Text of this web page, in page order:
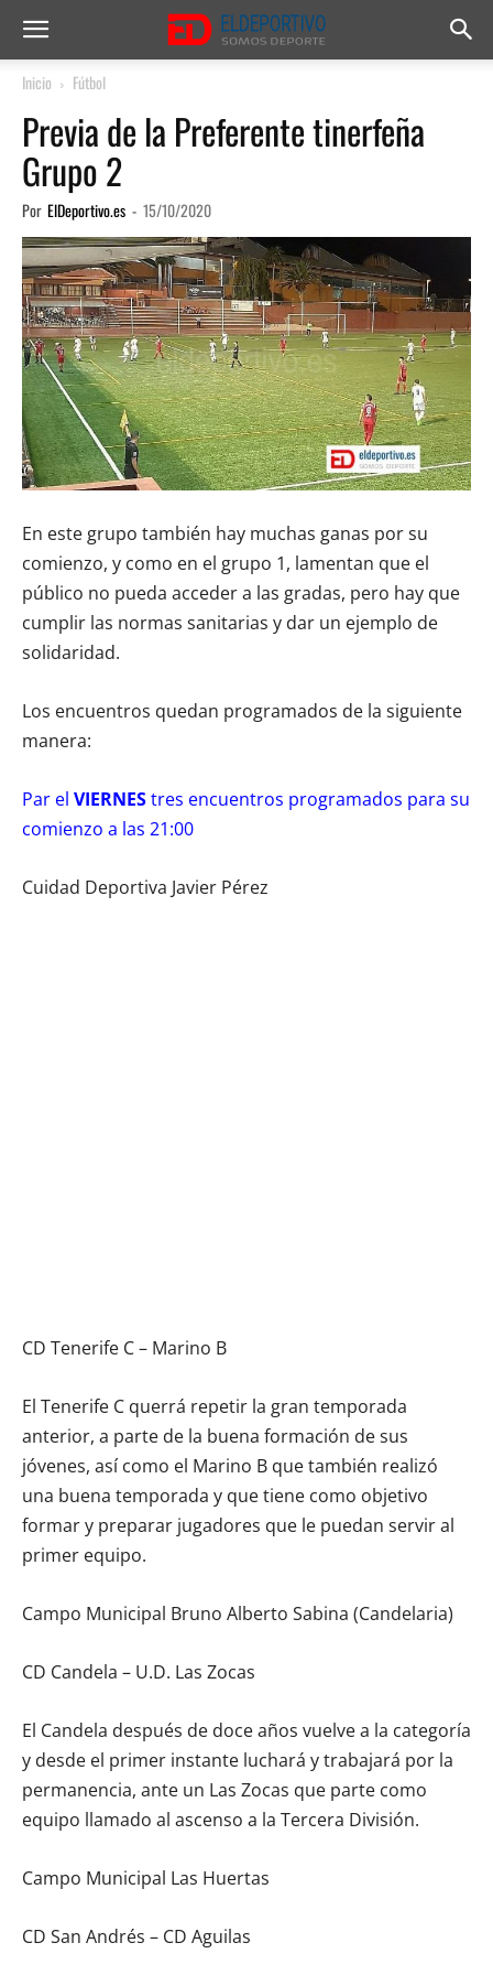
Inicio Fútbol
Previa de la Preferente tinerfeña
Grupo 2
Por ElDeportivo.es - 15/10/2020
En este grupo también hay muchas ganas por su
comienzo, y como en el grupo 1, lamentan que el
público no pueda acceder a las gradas, pero hay que
cumplir las normas sanitarias y dar un ejemplo de
solidaridad.
Los encuentros quedan programados de la siguiente
manera:
Par el VIERNEStres encuentros programados para su
comienzo a las 21:00
Cuidad Deportiva Javier Pérez
CD Tenerife C – Marino B
El Tenerife C querrá repetir la gran temporada
anterior, a parte de la buena formación de sus
jóvenes, así como el Marino B que también realizó
una buena temporada y que tiene como objetivo
formar y preparar jugadores que le puedan servir al
primer equipo.
Campo Municipal Bruno Alberto Sabina (Candelaria)
CD Candela – U.D. Las Zocas
El Candela después de doce años vuelve a la categoría
y desde el primer instante luchará y trabajará por la
permanencia, ante un Las Zocas que parte como
equipo llamado al ascenso a la Tercera División.
Campo Municipal Las Huertas
CD San Andrés – CD Aguilas